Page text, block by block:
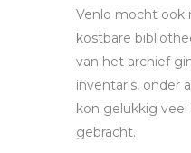
Venlo mocht ook
kostbare
van het archief
inventaris, onder
kon gelukkig
gebracht.